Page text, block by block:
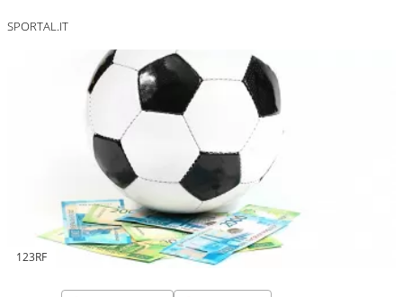
SPORTAL.IT
123RF